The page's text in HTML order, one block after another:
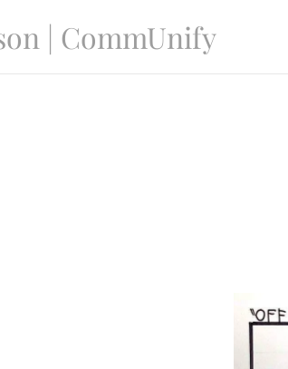
| CommUnify